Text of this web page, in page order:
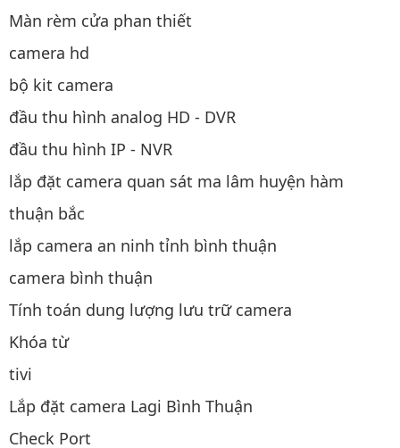
Màn rèm cửa phan thiết
camera hd
bộ kit camera
đầu thu hình analog HD - DVR
đầu thu hình IP - NVR
lắp đặt camera quan sát ma lâm huyện hàm
thuận bắc
lắp camera an ninh tỉnh bình thuận
camera bình thuận
Tính toán dung lượng lưu trữ camera
Khóa từ
tivi
Lắp đặt camera Lagi Bình Thuận
Check Port